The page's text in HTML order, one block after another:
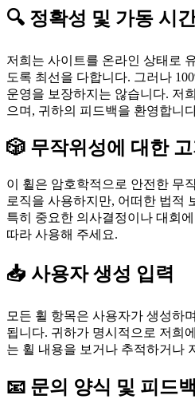
🔍 정확성 및 가동 시
저희는 사이트를 온라인 상태로
도록 최선을 다합니다. 그러나
운영을 보장하지는 않습니다. 저
으며, 귀하의 피드백을 환영합니
🎲 무작위성에 대한 고
이 휠은 암호학적으로 안전한 무
로직을 사용하지만, 어떠한 법적
특히 중요한 의사결정이나 대회
따라 사용해 주세요.
📥 사용자 생성 입력
모든 휠 항목은 사용자가 생성하
됩니다. 귀하가 명시적으로 저희
는 휠 내용을 보거나 추적하거나
📧 문의 양식 및 피드백